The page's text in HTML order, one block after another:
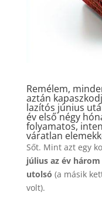
Remélem,
aztán
lazítós június
év első négy
folyamatos,
váratlan
Sőt. Mint azt egy
július az év
utolsó (a másik
volt).